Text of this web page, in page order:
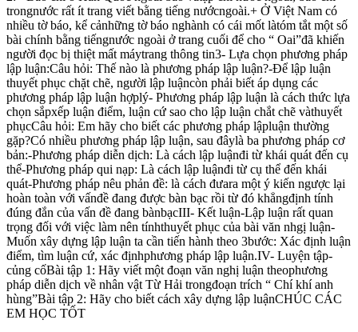
trongnước rất ít trang viết bằng tiếng nướcngoài.+ Ở Việt Nam có
nhiều tờ báo, kể cảnhững tờ báo nghành có cái mốt làtóm tắt một số
bài chính bằng tiếngnước ngoài ở trang cuối để cho “ Oai”đã khiến
người đọc bị thiệt mất máytrang thông tin3- Lựa chọn phương pháp
lập luận:Câu hỏi: Thế nào là phương pháp lập luận?-Để lập luận
thuyết phục chặt chẽ, người lập luậncòn phải biết áp dụng các
phương pháp lập luận hợplý- Phương pháp lập luận là cách thức lựa
chọn sắpxếp luận điểm, luận cứ sao cho lập luận chắt chẽ vàthuyết
phụcCâu hỏi: Em hãy cho biết các phương pháp lậpluận thường
gặp?Có nhiều phương pháp lập luận, sau đâylà ba phương pháp cơ
bản:-Phương pháp diễn dịch: Là cách lập luậnđi từ khái quát đến cụ
thể-Phương pháp qui nạp: Là cách lập luậnđi từ cụ thể đến khái
quát-Phương pháp nêu phản đề: là cách đưara một ý kiến ngược lại
hoàn toàn với vấnđề đang được bàn bạc rồi từ đó khẳngđịnh tính
đúng đắn của vấn đề đang bànbạcIII- Kết luận-Lập luận rất quan
trọng đối với việc làm nên tínhthuyết phục của bài văn nhgị luận-
Muốn xây dựng lập luận ta cần tiến hành theo 3bước: Xác định luận
điểm, tìm luận cứ, xác địnhphương pháp lập luận.IV- Luyện tập-
củng cốBài tập 1: Hãy viết một đoạn văn nghị luận theophương
pháp diễn dịch về nhân vật Từ Hải trongđoạn trích “ Chí khí anh
hùng”Bài tập 2: Hãy cho biết cách xây dựng lập luậnCHÚC CÁC
EM HỌC TỐT